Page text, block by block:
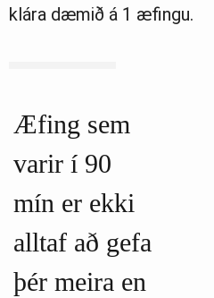
klára dæmið á 1 æfingu.
Æfing sem
varir í 90
mín er ekki
alltaf að gefa
þér meira en